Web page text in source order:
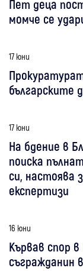
Пет деца
момче се
17 юни
българските
17 юни
На бдение в
поиска
си, настоява
експертизи
16 юни
Кървав спор
съгражданин